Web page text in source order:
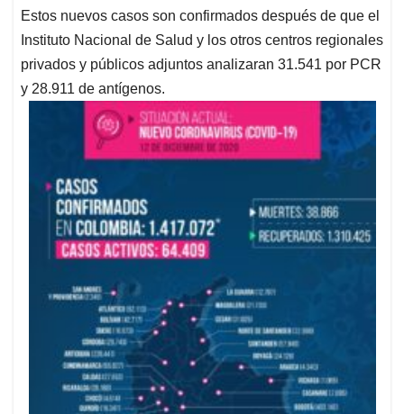
Estos nuevos casos son confirmados después de que el
Instituto Nacional de Salud y los otros centros regionales
privados y públicos adjuntos analizaran 31.541 por PCR
y 28.911 de antígenos.